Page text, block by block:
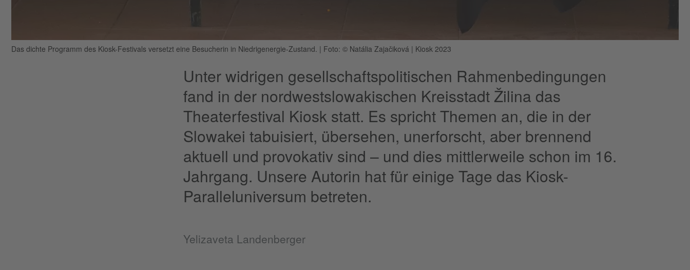
Das dichte Programm des Kiosk-Festivals versetzt eine Besucherin in Niedrigenergie-Zustand. | Foto: © Natália Zajačiková | Kiosk 2023
Unter widrigen gesellschaftspolitischen Rahmenbedingungen
fand in der nordwestslowakischen Kreisstadt Žilina das
Theaterfestival Kiosk statt. Es spricht Themen an, die in der
Slowakei tabuisiert, übersehen, unerforscht, aber brennend
aktuell und provokativ sind – und dies mittlerweile schon im 16.
Jahrgang. Unsere Autorin hat für einige Tage das Kiosk-
Paralleluniversum betreten.
Yelizaveta Landenberger